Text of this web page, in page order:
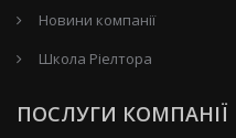
Новини компанії
Школа Ріелтора
ПОСЛУГИ КОМПАНІЇ